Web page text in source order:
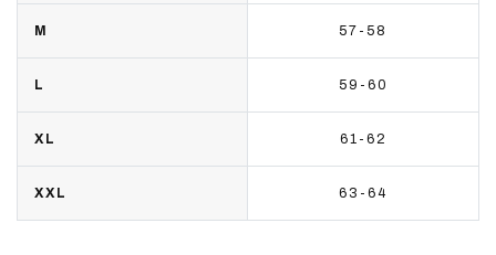
M 57-58
L 59-60
XL 61-62
XXL 63-64